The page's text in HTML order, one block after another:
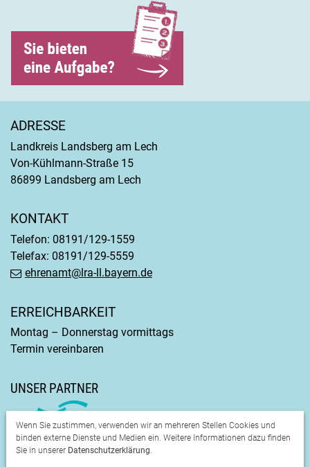
ADRESSE
Landkreis Landsberg am Lech
Von-Kühlmann-Straße 15
86899 Landsberg am Lech
KONTAKT
Telefon: 08191/129-1559
Telefax: 08191/129-5559
ehrenamt@lra-ll.bayern.de
ERREICHBARKEIT
Montag – Donnerstag vormittags
Termin vereinbaren
UNSER PARTNER
Wenn Sie zustimmen, verwenden wir an mehreren Stellen Cookies und
binden externe Dienste und Medien ein. Weitere Informationen dazu finden
Sie in unserer Datenschutzerklärung.